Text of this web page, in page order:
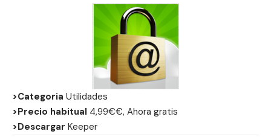
>Categoria Utilidades
>Precio habitual 4,99€€, Ahora gratis
>Descargar Keeper